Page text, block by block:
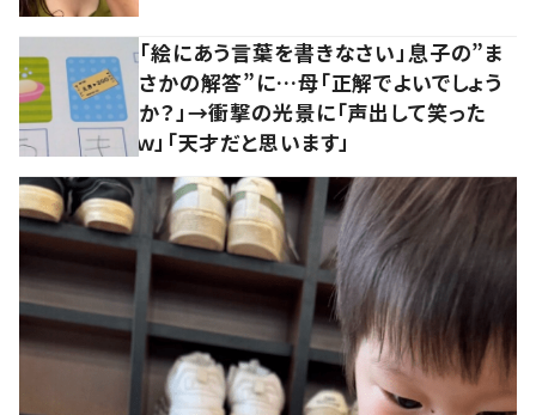
「絵にあう言葉を書きなさい」息子の”ま
さかの解答”に…母「正解でよいでしょう
か？」→衝撃の光景に「声出して笑った
ｗ」「天才だと思います」